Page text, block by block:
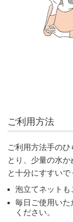
ご利用方法
ご利用方法手の
とり、少量の水
と十分にすすいで
泡立てネットも
毎日ご使用いた
ください。